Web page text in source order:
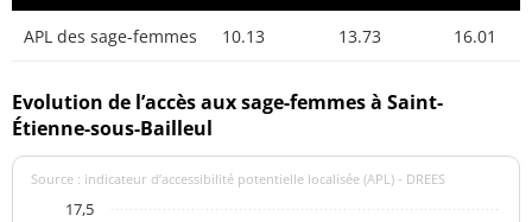
APL des sage-femmes 10.13 13.73 16.01
Evolution de l’accès aux sage-femmes à Saint-
Étienne-sous-Bailleul
Source : indicateur d’accessibilité potentielle localisée (APL) - DREES
17,5